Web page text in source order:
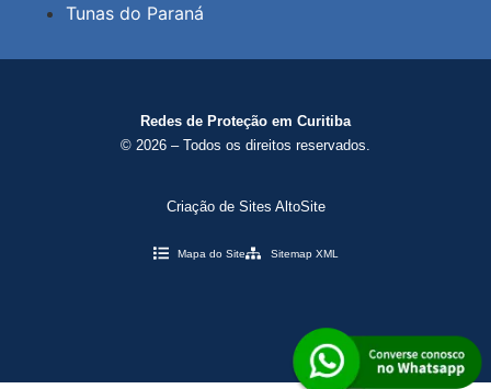
Tunas do Paraná
Redes de Proteção em Curitiba
© 2026 – Todos os direitos reservados.
Criação de Sites AltoSite
Mapa do Site Sitemap XML